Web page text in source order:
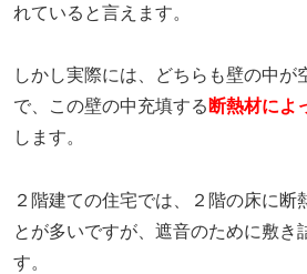
れていると言えます。
しかし実際には、どちらも壁の中が
で、この壁の中充填する 断熱材によ
します。
２階建ての住宅では、２階の床に断
とが多いですが、遮音のために敷き
す。